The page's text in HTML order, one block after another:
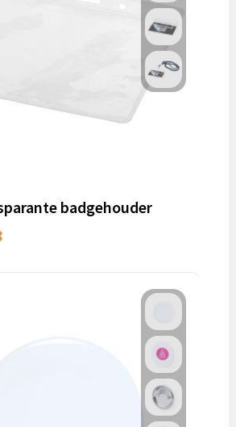
badgehouder